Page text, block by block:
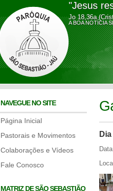
"Jesus
Jo 18,36a
A BOA
NAVEGUE NO SITE
Página Inicial
Pastorais e Movimentos
Colaborações e Vídeos
Fale Conosco
MATRIZ DE SÃO SEBASTIÃO